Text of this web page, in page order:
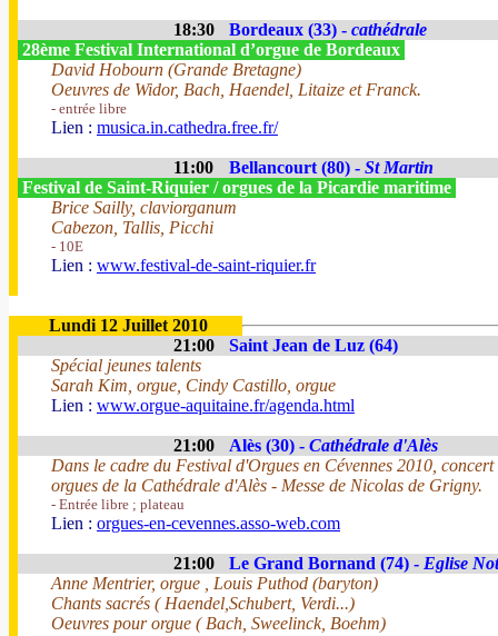
18:30 Bordeaux (33) - cathédrale
28ème Festival International d’orgue de Bordeaux
David Hobourn (Grande Bretagne)
Oeuvres de Widor, Bach, Haendel, Litaize et Franck.
- entrée libre
Lien : musica.in.cathedra.free.fr/
11:00 Bellancourt (80) - St Martin
Festival de Saint-Riquier / orgues de la Picardie maritime
Brice Sailly, claviorganum
Cabezon, Tallis, Picchi
- 10E
Lien : www.festival-de-saint-riquier.fr
Lundi 12 Juillet 2010
21:00
Saint Jean de Luz (64)
Spécial jeunes talents
Sarah Kim, orgue, Cindy Castillo, orgue
Lien : www.orgue-aquitaine.fr/agenda.html
21:00 Alès (30) - Cathédrale d'Alès
Dans le cadre du Festival d'Orgues en Cévennes 2010,
orgues de la Cathédrale d'Alès - Messe de Nicolas de Grigny.
- Entrée libre ; plateau
Lien : orgues-en-cevennes.asso-web.com
21:00 Le Grand Bornand (74) - Eglise
Anne Mentrier, orgue , Louis Puthod (baryton)
Chants sacrés ( Haendel,Schubert, Verdi...)
Oeuvres pour orgue ( Bach, Sweelinck, Boehm)